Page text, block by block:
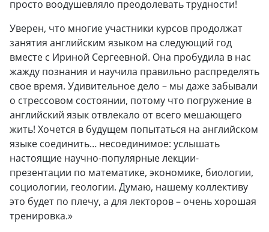
просто воодушевляло преодолевать трудности!
Уверен, что многие участники курсов продолжат
занятия английским языком на следующий год
вместе с Ириной Сергеевной. Она пробудила в нас
жажду познания и научила правильно распределять
свое время. Удивительное дело – мы даже забывали
о стрессовом состоянии, потому что погружение в
английский язык отвлекало от всего мешающего
жить! Хочется в будущем попытаться на английском
языке соединить… несоединимое: услышать
настоящие научно-популярные лекции-
презентации по математике, экономике, биологии,
социологии, геологии. Думаю, нашему коллективу
это будет по плечу, а для лекторов – очень хорошая
тренировка.»